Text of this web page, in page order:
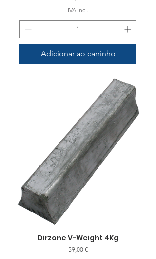
IVA incl.
Adicionar ao carrinho
Dirzone V-Weight 4Kg
Preço
59,00 €